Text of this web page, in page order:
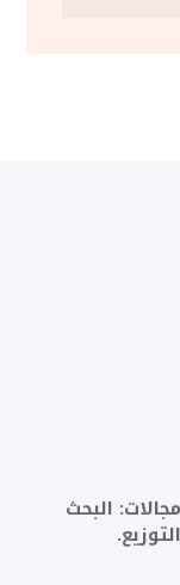
البحث